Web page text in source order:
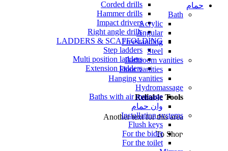
Corded drills
Hammer drills
Impact drivers
Right angle drills
LADDERS & SCAFFOLDING
Step ladders
Multi position ladders
Extension ladders
Reliable Tools
Another text for this area
To Shop
حمام
Bath
Acrylic
Angular
Freestanding
Steel
Bathroom vanities
Floor vanities
Hanging vanities
Hydromassage
Baths with air massage
وان حمام
Installation systems
Flush keys
For the bidet
For the toilet